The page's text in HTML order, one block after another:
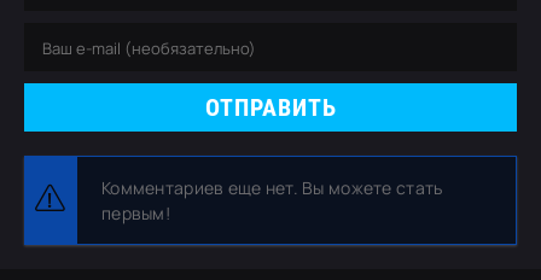
ОТПРАВИТЬ
Комментариев еще нет. Вы можете стать
первым!